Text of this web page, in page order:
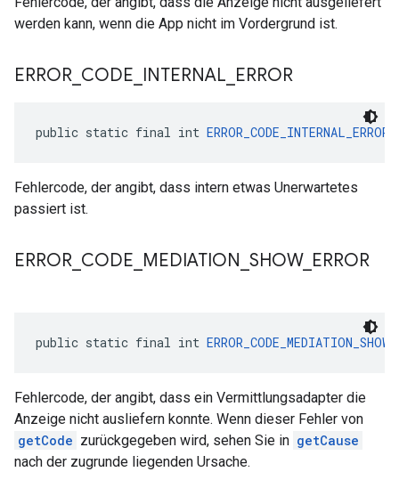
werden kann, wenn die App nicht im Vordergrund ist.
ERROR CODE INTERNAL ERROR
public static final int ERROR_CODE_INTERNAL_ERROR
Fehlercode, der angibt, dass intern etwas Unerwartetes
passiert ist.
ERROR CODE MEDIATION SHOW_ ERROR
public static final int
Fehlercode, der angibt, dass ein Vermittlungsadapter die
Anzeige nicht ausliefern konnte. Wenn dieser Fehler von
getCode zurückgegeben wird, sehen Sie in getCause
nach der zugrunde liegenden Ursache.